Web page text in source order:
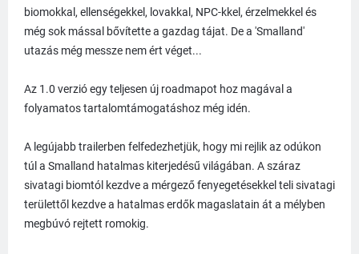
biomokkal, ellenségekkel, lovakkal, NPC-kkel, érzelmekkel és
még sok mással bővítette a gazdag tájat. De a 'Smalland'
utazás még messze nem ért véget...
Az 1.0 verzió egy teljesen új roadmapot hoz magával a
folyamatos tartalomtámogatáshoz még idén.
A legújabb trailerben felfedezhetjük, hogy mi rejlik az odúkon
túl a Smalland hatalmas kiterjedésű világában. A száraz
sivatagi biomtól kezdve a mérgező fenyegetésekkel teli sivatagi
területtől kezdve a hatalmas erdők magaslatain át a mélyben
megbúvó rejtett romokig.